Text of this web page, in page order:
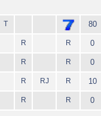
T 80
R R 0
R R 0
R RJ R 10
R R 0